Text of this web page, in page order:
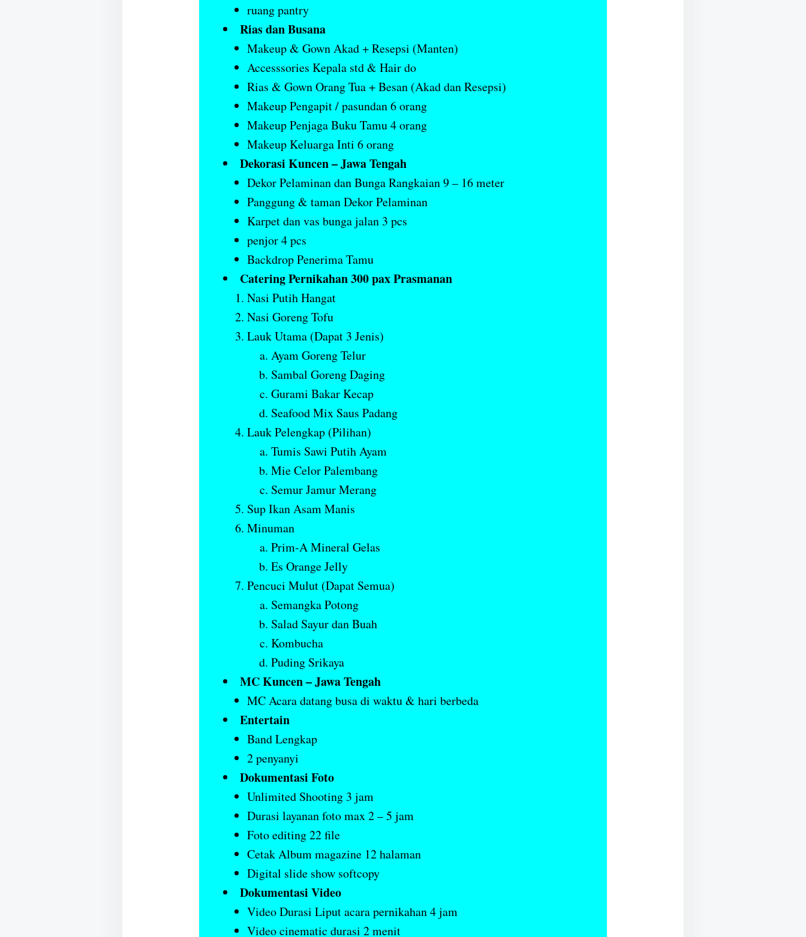
ruang pantry
Rias dan Busana
Makeup & Gown Akad + Resepsi (Manten)
Accesssories Kepala std & Hair do
Rias & Gown Orang Tua + Besan (Akad dan Resepsi)
Makeup Pengapit / pasundan 6 orang
Makeup Penjaga Buku Tamu 4 orang
Makeup Keluarga Inti 6 orang
Dekorasi Kuncen – Jawa Tengah
Dekor Pelaminan dan Bunga Rangkaian 9 – 16 meter
Panggung & taman Dekor Pelaminan
Karpet dan vas bunga jalan 3 pcs
penjor 4 pcs
Backdrop Penerima Tamu
Catering Pernikahan 300 pax Prasmanan
Nasi Putih Hangat
Nasi Goreng Tofu
Lauk Utama (Dapat 3 Jenis)
Ayam Goreng Telur
Sambal Goreng Daging
Gurami Bakar Kecap
Seafood Mix Saus Padang
Lauk Pelengkap (Pilihan)
Tumis Sawi Putih Ayam
Mie Celor Palembang
Semur Jamur Merang
Sup Ikan Asam Manis
Minuman
Prim-A Mineral Gelas
Es Orange Jelly
Pencuci Mulut (Dapat Semua)
Semangka Potong
Salad Sayur dan Buah
Kombucha
Puding Srikaya
MC Kuncen – Jawa Tengah
MC Acara datang busa di waktu & hari berbeda
Entertain
Band Lengkap
2 penyanyi
Dokumentasi Foto
Unlimited Shooting 3 jam
Durasi layanan foto max 2 – 5 jam
Foto editing 22 file
Cetak Album magazine 12 halaman
Digital slide show softcopy
Dokumentasi Video
Video Durasi Liput acara pernikahan 4 jam
Video cinematic durasi 2 menit